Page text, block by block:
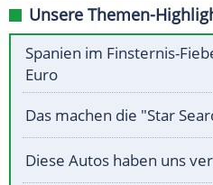
Unsere Themen-
Spanien im Finsternis-
Euro
Das machen die "Star
Diese Autos haben uns